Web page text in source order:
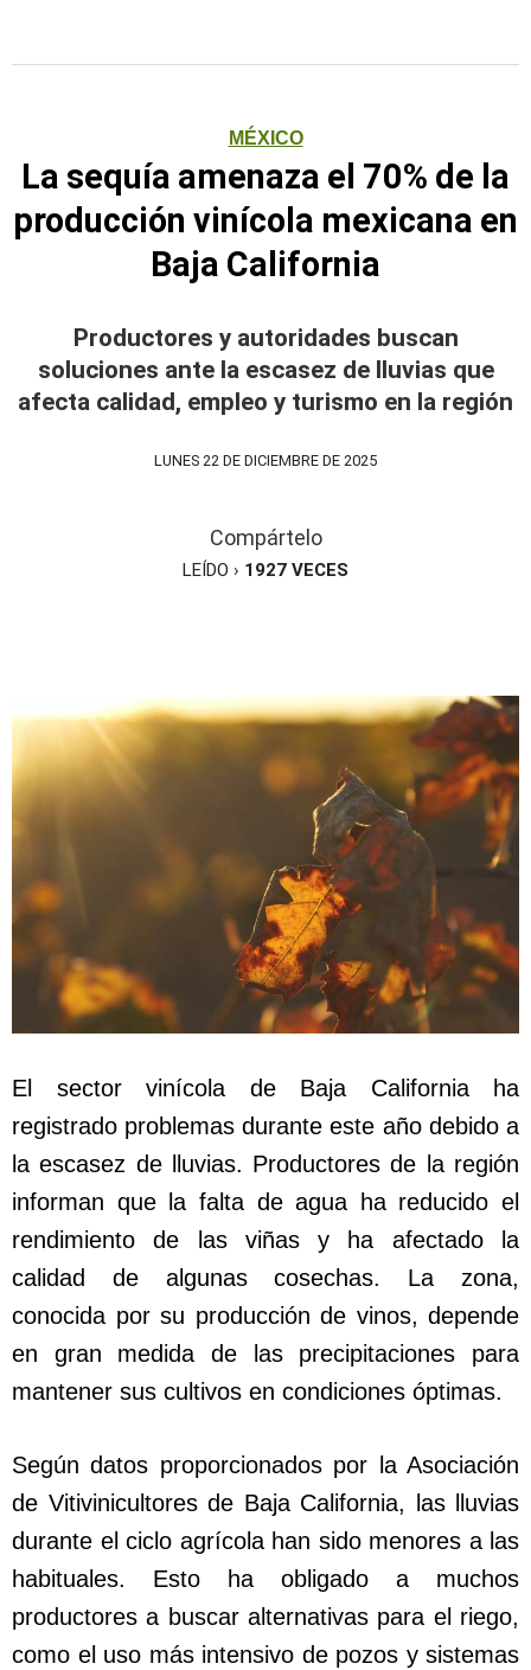
MÉXICO
La sequía amenaza el 70% de la
producción vinícola mexicana en
Baja California
Productores y autoridades buscan
soluciones ante la escasez de lluvias que
afecta calidad, empleo y turismo en la región
LUNES 22 DE DICIEMBRE DE 2025
Compártelo
LEÍDO › 1927 VECES
El sector vinícola de Baja California ha
registrado problemas durante este año debido a
la escasez de lluvias. Productores de la región
informan que la falta de agua ha reducido el
rendimiento de las viñas y ha afectado la
calidad de algunas cosechas. La zona,
conocida por su producción de vinos, depende
en gran medida de las precipitaciones para
mantener sus cultivos en condiciones óptimas.
Según datos proporcionados por la Asociación
de Vitivinicultores de Baja California, las lluvias
durante el ciclo agrícola han sido menores a las
habituales. Esto ha obligado a muchos
productores a buscar alternativas para el riego,
como el uso más intensivo de pozos y sistemas